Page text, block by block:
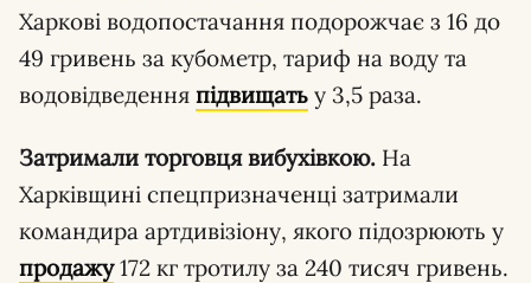
Харкові водопостачання подорожчає з 16 до
49 гривень за кубометр, тариф на воду та
водовідведення підвищать у 3,5 раза.
Затримали торговця вибухівкою. На
Харківщині спецпризначенці затримали
командира артдивізіону, якого підозрюють у
продажу172 кг тротилу за 240 тисяч гривень.